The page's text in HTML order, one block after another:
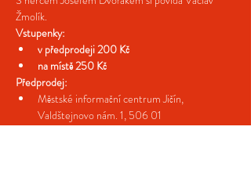
Žmolík.
Vstupenky:
v předprodeji 200 Kč
na místě 250 Kč
Předprodej:
Městské informační centrum Jičín,
Valdštejnovo nám. 1, 506 01